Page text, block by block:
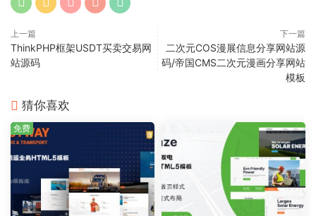
上一篇
ThinkPHP框架USDT买卖交易网
站源码
下一篇
二次元COS漫展信息分享网站源
码/帝国CMS二次元漫画分享网站
模板
猜你喜欢
免费